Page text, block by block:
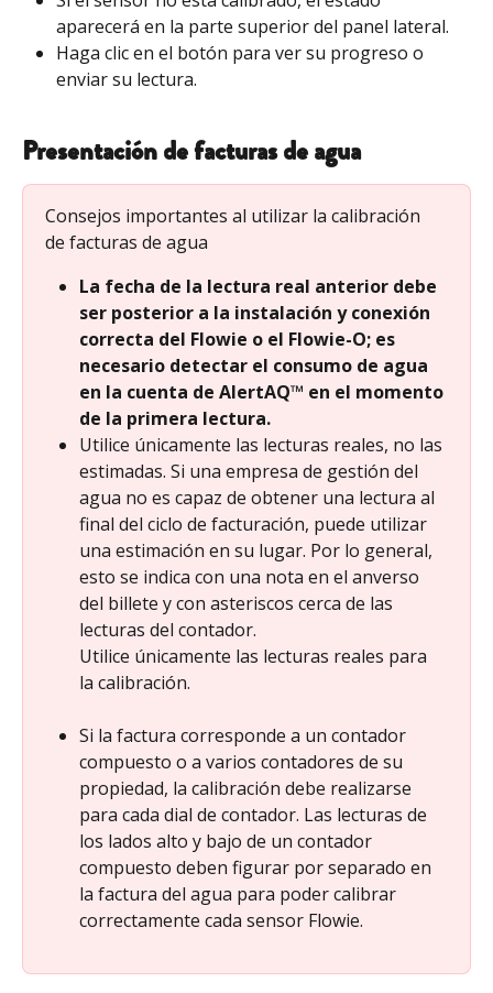
aparecerá en la parte superior del panel lateral.
Haga clic en el botón para ver su progreso o
enviar su lectura.
Presentación de facturas de agua
Consejos importantes al utilizar la calibración
de facturas de agua
La fecha de la lectura real anterior debe
ser posterior a la instalación y conexión
correcta del Flowie o el Flowie-O; es
necesario detectar el consumo de agua
en la cuenta de AlertAQ™ en el momento
de la primera lectura.
Utilice únicamente las lecturas reales, no las
estimadas. Si una empresa de gestión del
agua no es capaz de obtener una lectura al
final del ciclo de facturación, puede utilizar
una estimación en su lugar. Por lo general,
esto se indica con una nota en el anverso
del billete y con asteriscos cerca de las
lecturas del contador.
Utilice únicamente las lecturas reales para
la calibración.
Si la factura corresponde a un contador
compuesto o a varios contadores de su
propiedad, la calibración debe realizarse
para cada dial de contador. Las lecturas de
los lados alto y bajo de un contador
compuesto deben figurar por separado en
la factura del agua para poder calibrar
correctamente cada sensor Flowie.